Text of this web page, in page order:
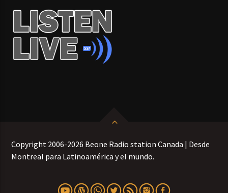
Copyright 2006-2026 Beone Radio station Canada | Desde
Montreal para Latinoamérica y el mundo.